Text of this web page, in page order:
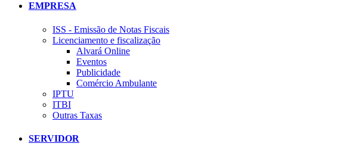
EMPRESA
ISS - Emissão de Notas Fiscais
Licenciamento e fiscalização
Alvará Online
Eventos
Publicidade
Comércio Ambulante
IPTU
ITBI
Outras Taxas
SERVIDOR